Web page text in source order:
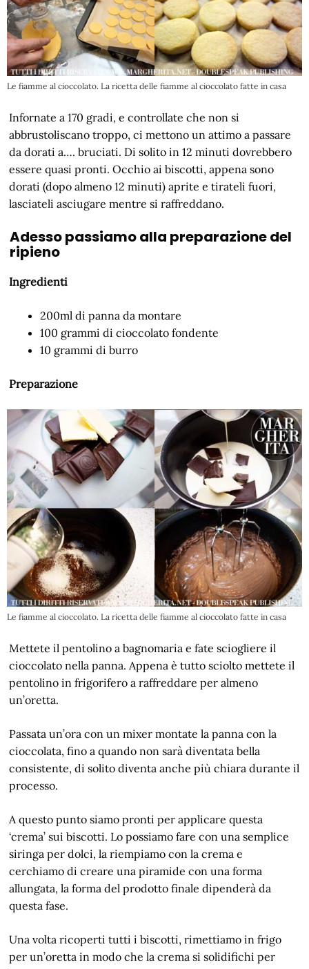
Le fiamme al cioccolato. La ricetta delle fiamme al cioccolato fatte in casa
Infornate a 170 gradi, e controllate che non si
abbrustoliscano troppo, ci mettono un attimo a passare
da dorati a…. bruciati. Di solito in 12 minuti dovrebbero
essere quasi pronti. Occhio ai biscotti, appena sono
dorati (dopo almeno 12 minuti) aprite e tirateli fuori,
lasciateli asciugare mentre si raffreddano.
Adesso passiamo alla preparazione del
ripieno
Ingredienti
200ml di panna da montare
100 grammi di cioccolato fondente
10 grammi di burro
Preparazione
Le fiamme al cioccolato. La ricetta delle fiamme al cioccolato fatte in casa
Mettete il pentolino a bagnomaria e fate sciogliere il
cioccolato nella panna. Appena è tutto sciolto mettete il
pentolino in frigorifero a raffreddare per almeno
un’oretta.
Passata un’ora con un mixer montate la panna con la
cioccolata, fino a quando non sarà diventata bella
consistente, di solito diventa anche più chiara durante il
processo.
A questo punto siamo pronti per applicare questa
‘crema’ sui biscotti. Lo possiamo fare con una semplice
siringa per dolci, la riempiamo con la crema e
cerchiamo di creare una piramide con una forma
allungata, la forma del prodotto finale dipenderà da
questa fase.
Una volta ricoperti tutti i biscotti, rimettiamo in frigo
per un’oretta in modo che la crema si solidifichi per